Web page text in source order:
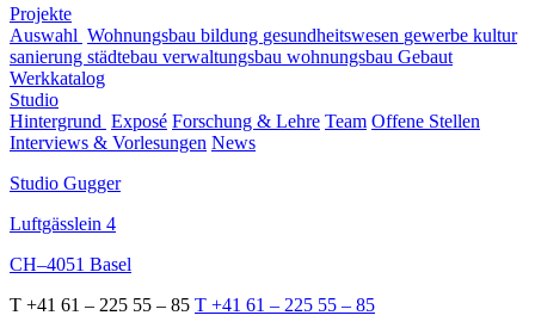
Projekte
Auswahl Wohnungsbau bildung gesundheitswesen gewerbe kultur
sanierung städtebau verwaltungsbau wohnungsbau Gebaut
Werkkatalog
Studio
Hintergrund Exposé Forschung & Lehre Team Offene Stellen
Interviews & Vorlesungen News
Studio Gugger
Luftgässlein 4
CH–4051 Basel
T +41 61 – 225 55 – 85 T +41 61 – 225 55 – 85